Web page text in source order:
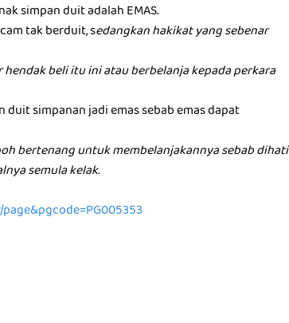
simpan duit adalah EMAS.
tak berduit, sedangkan hakikat yang sebenar
beli itu ini atau berbelanja kepada perkara
simpanan jadi emas sebab emas dapat
bertenang untuk membelanjakannya sebab dihati
semula kelak.